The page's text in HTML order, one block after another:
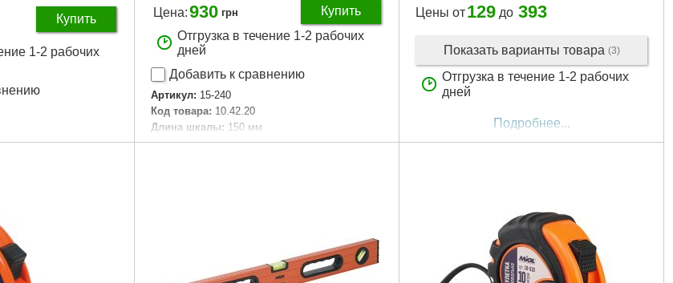
Купить
1-2 рабочих
Цена:930 грн
Купить
Отгрузка в течение 1-2 рабочих
дней
Добавить к сравнению
Артикул: 15-240
Код товара: 10.42.20
Длина шкалы: 150 мм
Точность измерений: 0,01 мм
Цены от129 до 393
Показать варианты товара (3)
Отгрузка в течение 1-2 рабочих
дней
Подробнее...